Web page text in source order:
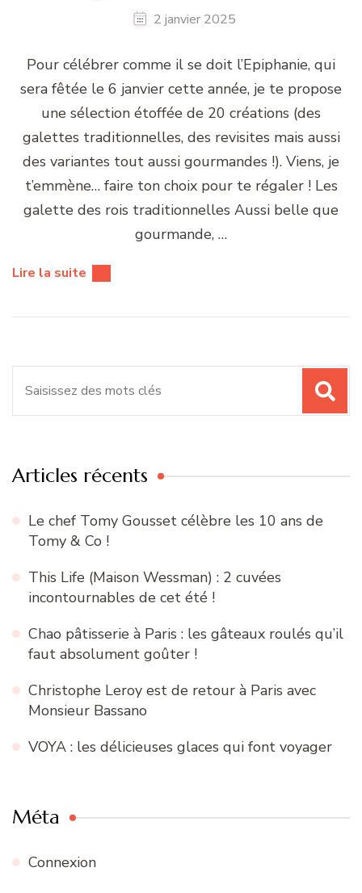
2 janvier 2025
Pour célébrer comme il se doit l’Epiphanie, qui
sera fêtée le 6 janvier cette année, je te propose
une sélection étoffée de 20 créations (des
galettes traditionnelles, des revisites mais aussi
des variantes tout aussi gourmandes !). Viens, je
t’emmène… faire ton choix pour te régaler ! Les
galette des rois traditionnelles Aussi belle que
gourmande, …
Lire la suite
Articles récents
Le chef Tomy Gousset célèbre les 10 ans de
Tomy & Co !
This Life (Maison Wessman) : 2 cuvées
incontournables de cet été !
Chao pâtisserie à Paris : les gâteaux roulés qu’il
faut absolument goûter !
Christophe Leroy est de retour à Paris avec
Monsieur Bassano
VOYA : les délicieuses glaces qui font voyager
Méta
Connexion